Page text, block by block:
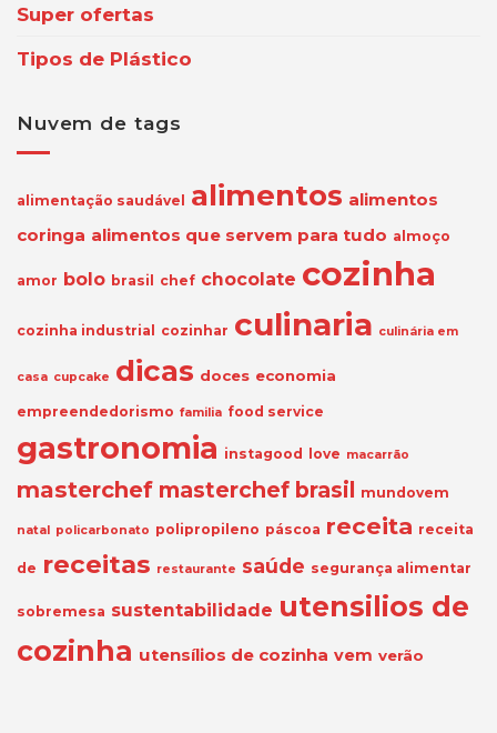
Super ofertas
Tipos de Plástico
Nuvem de tags
alimentação saudável alimentos alimentos
coringa alimentos que servem para tudo almoço
amor bolo brasil chef chocolate cozinha
cozinha industrial cozinhar culinaria culinária em
casa cupcake dicas doces economia
empreendedorismo familia food service
gastronomia instagood love macarrão
masterchef masterchef brasil mundovem
natal policarbonato polipropileno páscoa receita receita
de receitas restaurante saúde segurança alimentar
sobremesa sustentabilidade utensilios de
cozinha utensílios de cozinha vem verão